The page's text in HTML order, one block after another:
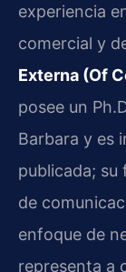
experiencia
comercial y
Externa (Of
posee un
Barbara y es
publicada;
de
enfoque de
representa a